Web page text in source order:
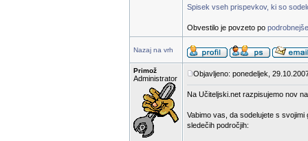
Spisek vseh prispevkov, ki so
Obvestilo je povzeto po
Nazaj na vrh
Primož
Administrator
Objavljeno: ponedeljek,
Na Učiteljski.net razpisujemo nov
Vabimo vas, da sodelujete s
sledečih področjih: